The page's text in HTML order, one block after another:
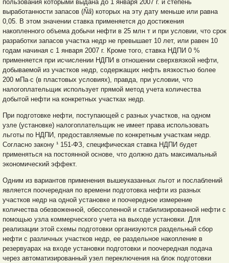
пользования которыми выдана до 1 января 2007 г. и степень
выработанности запасов (Ñâ) которых на эту дату меньше или равна
0,05. В этом значении ставка применяется до достижения
накопленного объема добычи нефти в 25 млн т и при условии, что срок
разработки запасов участка недр не превышает 10 лет, или равен 10
годам начиная с 1 января 2007 г. Кроме того, ставка НДПИ 0 %
применяется при исчислении НДПИ в отношении сверхвязкой нефти,
добываемой из участков недр, содержащих нефть вязкостью более
200 мПа∙с (в пластовых условиях), правда, при условии, что
налогоплательщик использует прямой метод учета количества
добытой нефти на конкретных участках недр.
При подготовке нефти, поступающей с разных участков, на одном
узле (установке) налогоплательщик не имеет права использовать
льготы по НДПИ, предоставляемые по конкретным участкам недр.
Согласно закону ¹ 151-ФЗ, специфическая ставка НДПИ будет
применяться на постоянной основе, что должно дать максимальный
экономический эффект.
Одним из вариантов применения вышеуказанных льгот и послаблений
является поочередная по времени подготовка нефти из разных
участков недр на одной установке и поочередное измерение
количества обезвоженной, обессоленной и стабилизированной нефти с
помощью узла коммерческого учета на выходе установки. Для
реализации этой схемы подготовки организуются раздельный сбор
нефти с различных участков недр, ее раздельное накопление в
резервуарах на входе установки подготовки и поочередная подача
через автоматизированный узел переключения на блок подготовки